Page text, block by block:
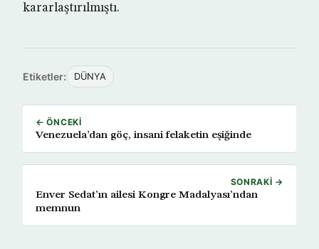
kararlaştırılmıştı.
Etiketler: DÜNYA
← ÖNCEKI
Venezuela’dan göç, insani felaketin eşiğinde
SONRAKI →
Enver Sedat’ın ailesi Kongre Madalyası’ndan
memnun